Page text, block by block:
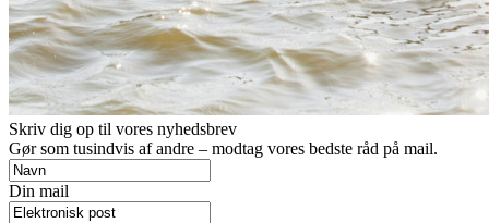
Skriv dig op til vores nyhedsbrev
Gør som tusindvis af andre – modtag vores bedste råd på mail.
Din mail